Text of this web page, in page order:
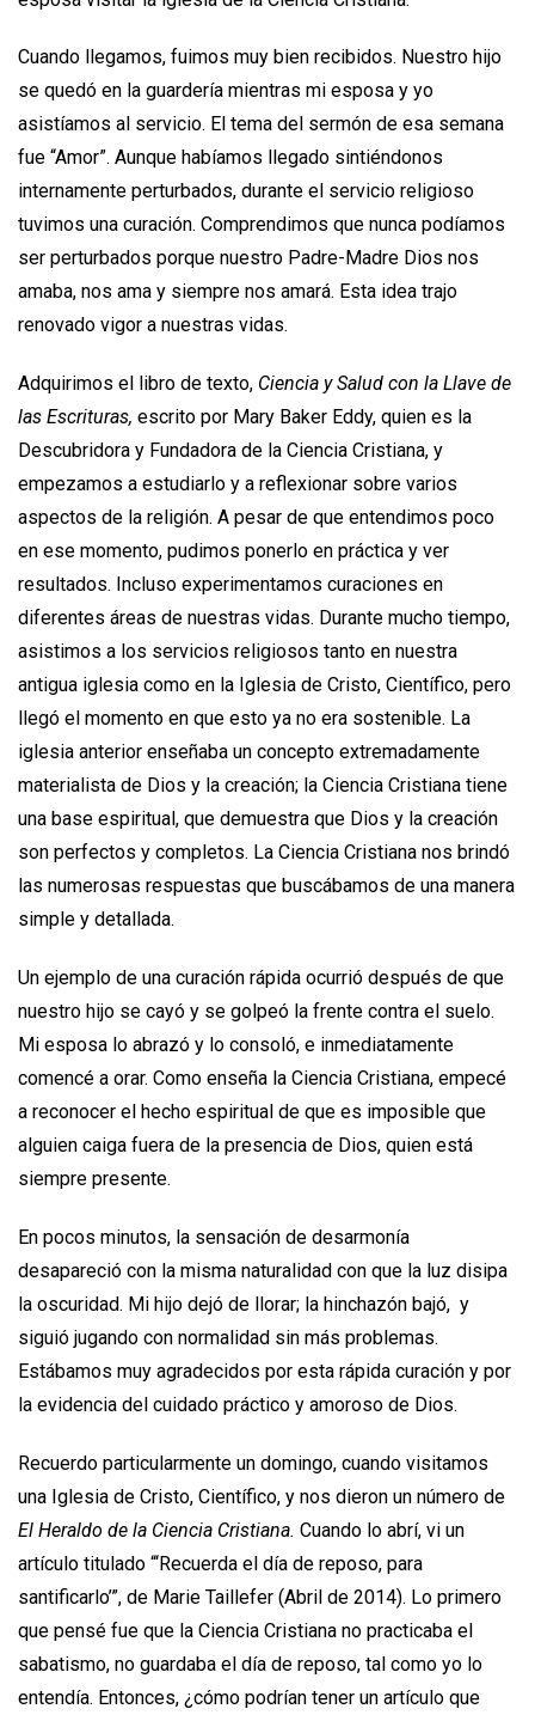
Cuando llegamos, fuimos muy bien recibidos. Nuestro hijo
se quedó en la guardería mientras mi esposa y yo
asistíamos al servicio. El tema del sermón de esa semana
fue “Amor”. Aunque habíamos llegado sintiéndonos
internamente perturbados, durante el servicio religioso
tuvimos una curación. Comprendimos que nunca podíamos
ser perturbados porque nuestro Padre-Madre Dios nos
amaba, nos ama y siempre nos amará. Esta idea trajo
renovado vigor a nuestras vidas.
Adquirimos el libro de texto, Ciencia y Salud con la Llave de
las Escrituras, escrito por Mary Baker Eddy, quien es la
Descubridora y Fundadora de la Ciencia Cristiana, y
empezamos a estudiarlo y a reflexionar sobre varios
aspectos de la religión. A pesar de que entendimos poco
en ese momento, pudimos ponerlo en práctica y ver
resultados. Incluso experimentamos curaciones en
diferentes áreas de nuestras vidas. Durante mucho tiempo,
asistimos a los servicios religiosos tanto en nuestra
antigua iglesia como en la Iglesia de Cristo, Científico, pero
llegó el momento en que esto ya no era sostenible. La
iglesia anterior enseñaba un concepto extremadamente
materialista de Dios y la creación; la Ciencia Cristiana tiene
una base espiritual, que demuestra que Dios y la creación
son perfectos y completos. La Ciencia Cristiana nos brindó
las numerosas respuestas que buscábamos de una manera
simple y detallada.
Un ejemplo de una curación rápida ocurrió después de que
nuestro hijo se cayó y se golpeó la frente contra el suelo.
Mi esposa lo abrazó y lo consoló, e inmediatamente
comencé a orar. Como enseña la Ciencia Cristiana, empecé
a reconocer el hecho espiritual de que es imposible que
alguien caiga fuera de la presencia de Dios, quien está
siempre presente.
En pocos minutos, la sensación de desarmonía
desapareció con la misma naturalidad con que la luz disipa
la oscuridad. Mi hijo dejó de llorar; la hinchazón bajó, y
siguió jugando con normalidad sin más problemas.
Estábamos muy agradecidos por esta rápida curación y por
la evidencia del cuidado práctico y amoroso de Dios.
Recuerdo particularmente un domingo, cuando visitamos
una Iglesia de Cristo, Científico, y nos dieron un número de
El Heraldo de la Ciencia Cristiana. Cuando lo abrí, vi un
artículo titulado “‘Recuerda el día de reposo, para
santificarlo’”, de Marie Taillefer (Abril de 2014). Lo primero
que pensé fue que la Ciencia Cristiana no practicaba el
sabatismo, no guardaba el día de reposo, tal como yo lo
entendía. Entonces, ¿cómo podrían tener un artículo que